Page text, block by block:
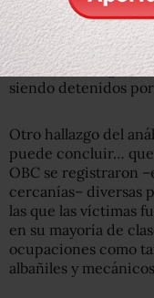
Una de las
que en al menos dos
privadas de su
un retén de
siendo detenidos
Otro hallazgo del
puede concluir…
OBC se registraron
cercanías– diversas
las que las víctimas
en su mayoría de
ocupaciones como
albañiles y